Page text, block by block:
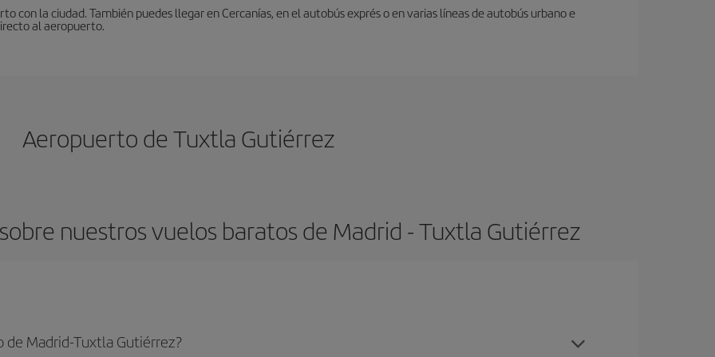
con la ciudad. También puedes llegar en Cercanías, en el autobús exprés o en varias líneas de autobús urbano e
al aeropuerto.
Aeropuerto de Tuxtla Gutiérrez
nuestros vuelos baratos de Madrid - Tuxtla Gutiérrez
de Madrid-Tuxtla Gutiérrez?